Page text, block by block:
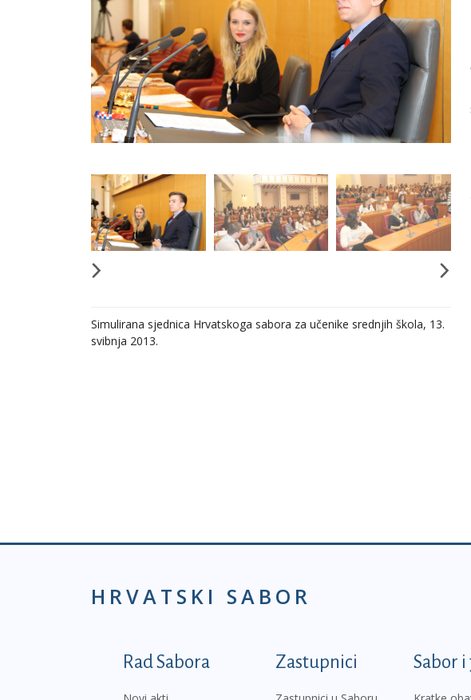
Simulirana sjednica Hrvatskoga sabora za učenike srednjih škola, 13.
svibnja 2013.
HRVATSKI SABOR
Podnožje prvi izbornik
Rad Sabora Zastupnici Sabor